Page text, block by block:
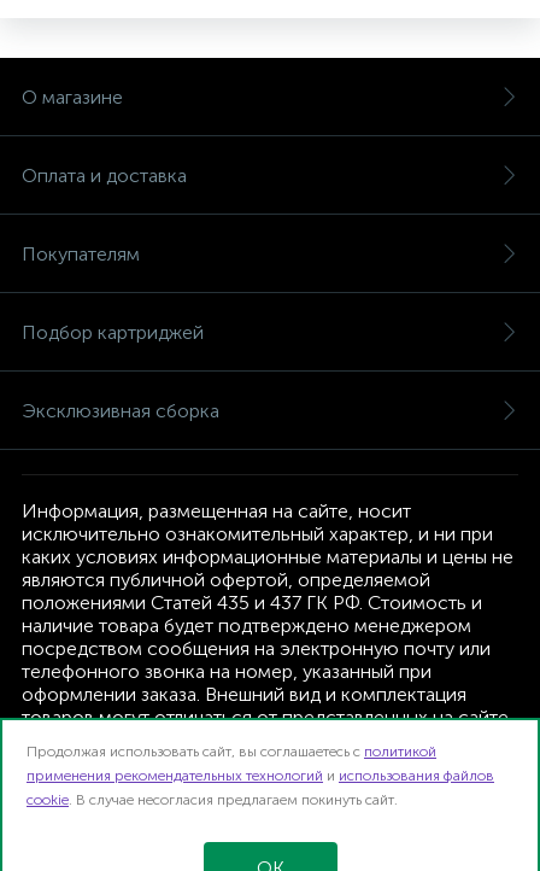
О магазине
Оплата и доставка
Покупателям
Подбор картриджей
Эксклюзивная сборка
Информация, размещенная на сайте, носит
исключительно ознакомительный характер, и ни при
каких условиях информационные материалы и цены не
являются публичной офертой, определяемой
положениями Статей 435 и 437 ГК РФ. Стоимость и
наличие товара будет подтверждено менеджером
посредством сообщения на электронную почту или
телефонного звонка на номер, указанный при
оформлении заказа. Внешний вид и комплектация
товаров могут отличаться от представленных на сайте.
текущую комплектацию, без дополнительного
уведомления.
Интернет-магазин TFK B2B | 2026
Продолжая использовать сайт, вы соглашаетесь с политикой
применения рекомендательных технологий и использования файлов
cookie. В случае несогласия предлагаем покинуть сайт.